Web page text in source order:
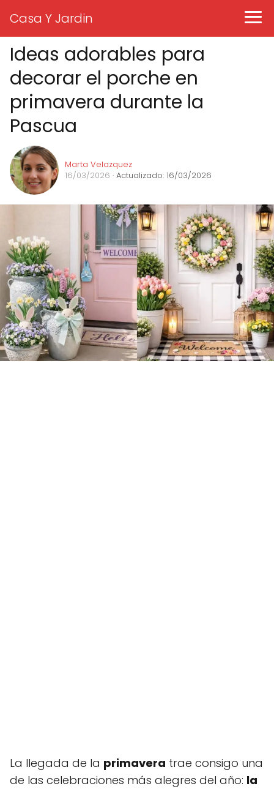
Casa Y Jardin
Ideas adorables para
decorar el porche en
primavera durante la
Pascua
Marta Velazquez
16/03/2026 · Actualizado: 16/03/2026
La llegada de la primavera trae consigo una
de las celebraciones más alegres del año: la